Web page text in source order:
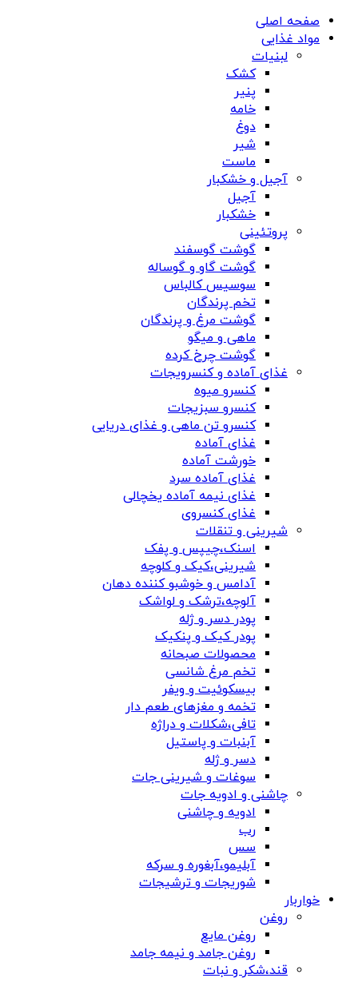
صفحه اصلی
مواد غذایی
لبنیات
کشک
پنیر
خامه
دوغ
شیر
ماست
آجیل و خشکبار
آجیل
خشکبار
پروتئینی
گوشت گوسفند
گوشت گاو و گوساله
سوسیس کالباس
تخم پرندگان
گوشت مرغ و پرندگان
ماهی و میگو
گوشت چرخ کرده
غذای آماده و کنسرویجات
کنسرو میوه
کنسرو سبزیجات
کنسرو تن ماهی و غذای دریایی
غذای آماده
خورشت آماده
غذای آماده سرد
غذای نیمه آماده یخچالی
غذای کنسروی
شیرینی و تنقلات
اسنک،چیپس و پفک
شیرینی،کیک و کلوچه
آدامس و خوشبو کننده دهان
آلوچه،ترشک و لواشک
پودر دسر و ژله
پودر کیک و پنکیک
محصولات صبحانه
تخم مرغ شانسی
بیسکوئیت و ویفر
تخمه و مغزهای طعم دار
تافی،شکلات و دراژه
آبنبات و پاستیل
دسر و ژله
سوغات و شیرینی جات
چاشنی و ادویه جات
ادویه و چاشنی
رب
سس
آبلیمو،آبغوره و سرکه
شوریجات و ترشیجات
خواربار
روغن
روغن مایع
روغن جامد و نیمه جامد
قند،شکر و نبات